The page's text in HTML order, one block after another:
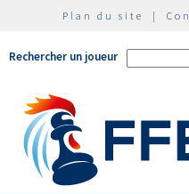
Plan du site |
Rechercher un joueur